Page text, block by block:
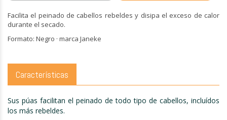
Facilita el peinado de cabellos rebeldes y disipa el exceso de calor
durante el secado.
Formato: Negro · marca Janeke
Características
Sus púas facilitan el peinado de todo tipo de cabellos, incluídos
los más rebeldes.